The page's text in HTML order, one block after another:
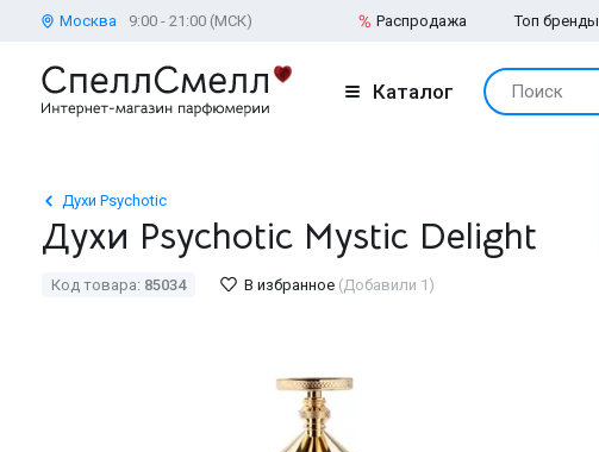
Москва 9:00 - 21:00 (МСК) Распродажа Топ бренды
Каталог Поиск
Духи Psychotic
Духи Psychotic Mystic Delight
Код товара: 85034 В избранное (Добавили 1)